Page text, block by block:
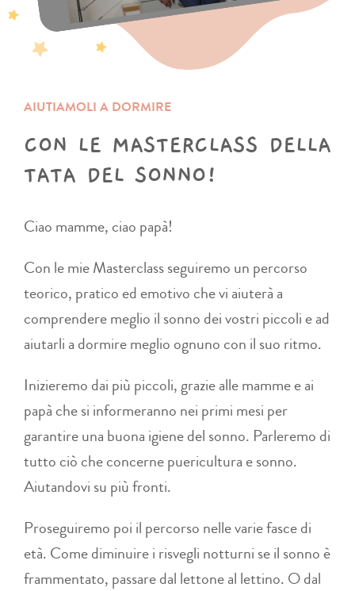
AIUTIAMOLI A DORMIRE
CON LE MASTERCLASS DELLA
TATA DEL SONNO!
Ciao mamme, ciao papà!
Con le mie Masterclass seguiremo un percorso
teorico, pratico ed emotivo che vi aiuterà a
comprendere meglio il sonno dei vostri piccoli e ad
aiutarli a dormire meglio ognuno con il suo ritmo.
Inizieremo dai più piccoli, grazie alle mamme e ai
papà che si informeranno nei primi mesi per
garantire una buona igiene del sonno. Parleremo di
tutto ciò che concerne puericultura e sonno.
Aiutandovi su più fronti.
Proseguiremo poi il percorso nelle varie fasce di
età. Come diminuire i risvegli notturni se il sonno è
frammentato, passare dal lettone al lettino. O dal